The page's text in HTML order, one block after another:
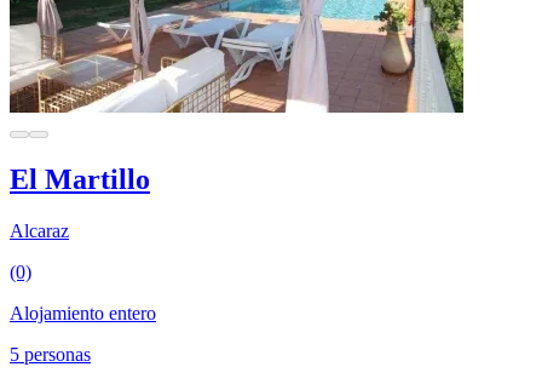
El Martillo
Alcaraz
(0)
Alojamiento entero
5 personas